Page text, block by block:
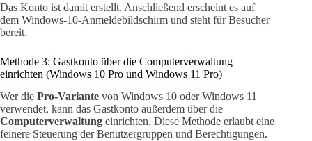
Das Konto ist damit erstellt. Anschließend erscheint es auf
dem Windows-10-Anmeldebildschirm und steht für Besucher
bereit.
Methode 3: Gastkonto über die Computerverwaltung
einrichten (Windows 10 Pro und Windows 11 Pro)
Wer die Pro-Variante von Windows 10 oder Windows 11
verwendet, kann das Gastkonto außerdem über die
Computerverwaltung einrichten. Diese Methode erlaubt eine
feinere Steuerung der Benutzergruppen und Berechtigungen.